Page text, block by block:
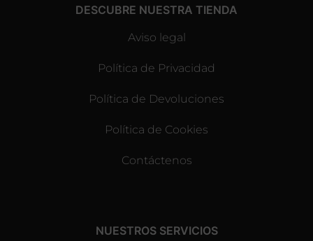
DESCUBRE NUESTRA TIENDA
Aviso legal
Política de Privacidad
Política de Devoluciones
Política de Cookies
Contáctenos
NUESTROS SERVICIOS